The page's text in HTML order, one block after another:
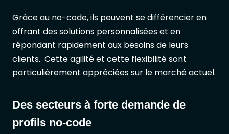
Grâce au no-code, ils peuvent se différencier en
offrant des solutions personnalisées et en
répondant rapidement aux besoins de leurs
clients. Cette agilité et cette flexibilité sont
particulièrement appréciées sur le marché actuel.
Des secteurs à forte demande de
profils no-code